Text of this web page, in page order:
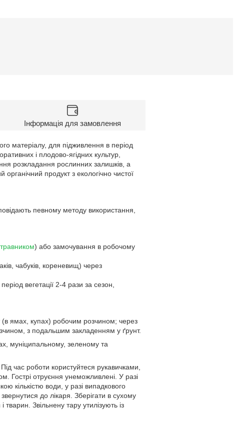
Інформація для замовлення
матеріалу, для підживлення в період
і плодово-ягідних культур,
розкладання рослинних залишків, а
продукт з екологічно чистої
певному методу використання,
) або замочування в робочому
чабуків, кореневищ) через
вегетації 2-4 рази за сезон,
ямах, купах) робочим розчином; через
з подальшим закладенням у ґрунт.
муніципальному, зеленому та
час роботи користуйтеся рукавичками,
Гострі отруєння унеможливлені. У разі
кількістю води, у разі випадкового
до лікаря. Зберігати в сухому
тварин. Звільнену тару утилізують із